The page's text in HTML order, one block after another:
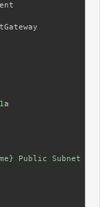
Public Subnet